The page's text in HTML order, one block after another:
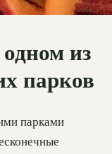
из
парков
парками